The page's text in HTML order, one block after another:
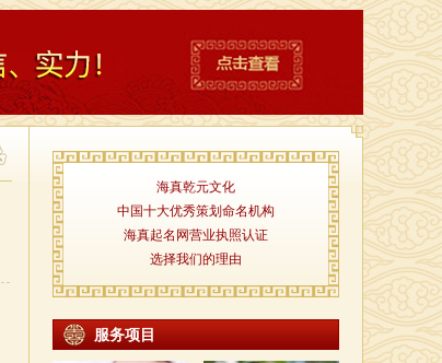
海真乾元文化
中国十大优秀策划命名机构
海真起名网营业执照认证
选择我们的理由
服务项目